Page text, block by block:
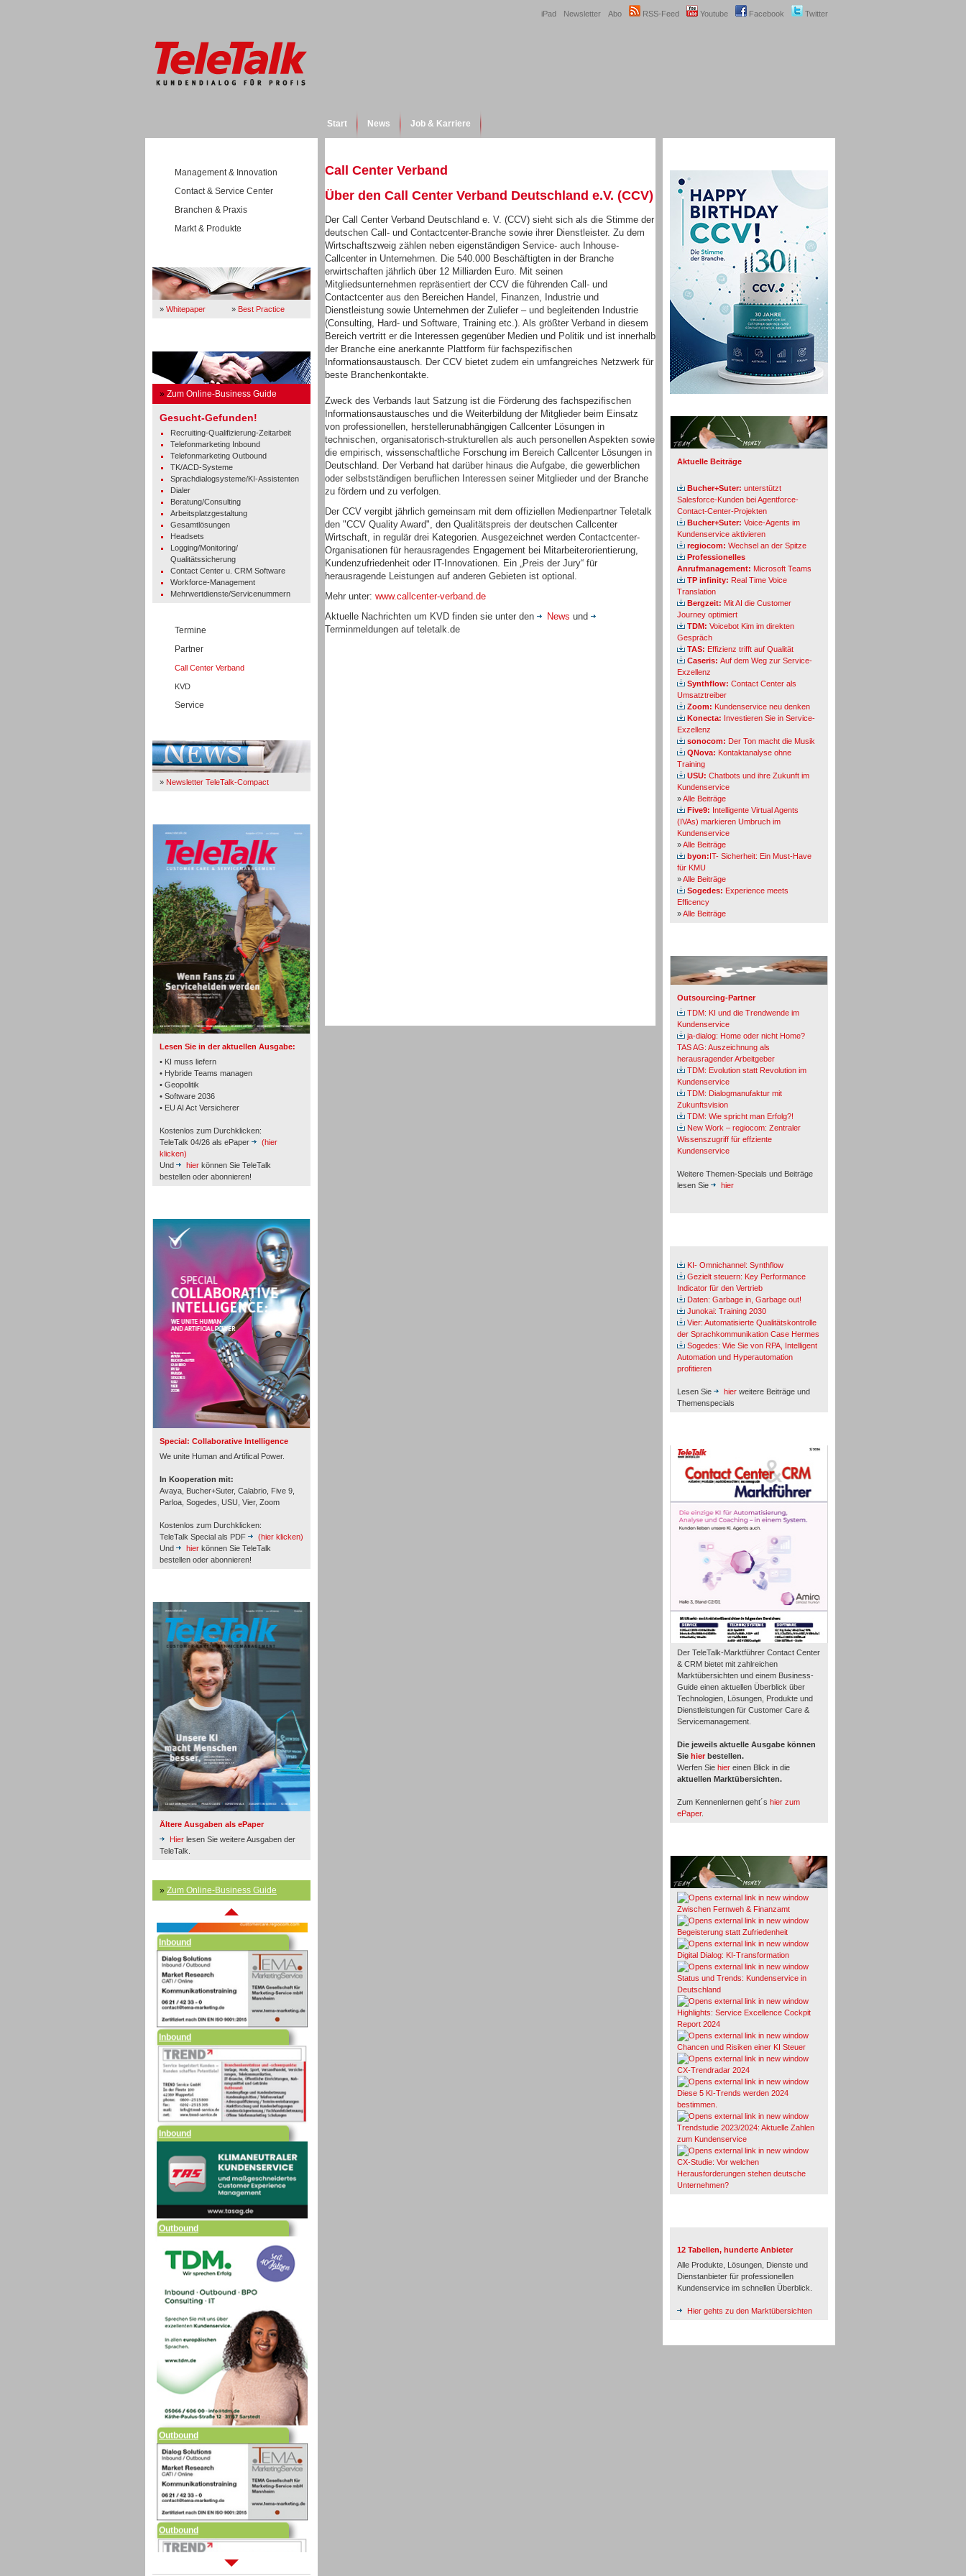
Twitter
Facebook
Youtube
RSS-Feed
Abo
Newsletter
iPad
Start News Job & Karriere
Management & Innovation
Contact & Service Center
Branchen & Praxis
Markt & Produkte
» Whitepaper » Best Practice
» Zum Online-Business Guide
Gesucht-Gefunden!
Recruiting-Qualifizierung-Zeitarbeit
Telefonmarketing Inbound
Telefonmarketing Outbound
TK/ACD-Systeme
Sprachdialogsysteme/KI-Assistenten
Dialer
Beratung/Consulting
Arbeitsplatzgestaltung
Gesamtlösungen
Headsets
Logging/Monitoring/
Qualitätssicherung
Contact Center u. CRM Software
Workforce-Management
Mehrwertdienste/Servicenummern
Termine
Partner
Call Center Verband
KVD
Service
» Newsletter TeleTalk-Compact
Lesen Sie in der aktuellen Ausgabe:
• KI muss liefern
• Hybride Teams managen
• Geopolitik
• Software 2036
• EU AI Act Versicherer
Kostenlos zum Durchklicken:
TeleTalk 04/26 als ePaper
(hier
klicken)
Und
hier können Sie TeleTalk
bestellen oder abonnieren!
Special: Collaborative Intelligence
We unite Human and Artifical Power.
In Kooperation mit:
Avaya, Bucher+Suter, Calabrio, Five 9,
Parloa, Sogedes, USU, Vier, Zoom
Kostenlos zum Durchklicken:
TeleTalk Special als PDF
(hier klicken)
Und
hier können Sie TeleTalk
bestellen oder abonnieren!
Ältere Ausgaben als ePaper
Hier lesen Sie weitere Ausgaben der
TeleTalk.
» Zum Online-Business Guide
TK- und ACD-Systeme
Workforce-Management
Personal
Inbound
Inbound
Inbound
Inbound
Inbound
Outbound
Outbound
Outbound
Call Center Verband
Über den Call Center Verband Deutschland e.V. (CCV)
Der Call Center Verband Deutschland e. V. (CCV) sieht sich als die Stimme der
deutschen Call- und Contactcenter-Branche sowie ihrer Dienstleister. Zu dem
Wirtschaftszweig zählen neben eigenständigen Service- auch Inhouse-
Callcenter in Unternehmen. Die 540.000 Beschäftigten in der Branche
erwirtschaften jährlich über 12 Milliarden Euro. Mit seinen
Mitgliedsunternehmen repräsentiert der CCV die führenden Call- und
Contactcenter aus den Bereichen Handel, Finanzen, Industrie und
Dienstleistung sowie Unternehmen der Zuliefer – und begleitenden Industrie
(Consulting, Hard- und Software, Training etc.). Als größter Verband in diesem
Bereich vertritt er die Interessen gegenüber Medien und Politik und ist innerhalb
der Branche eine anerkannte Plattform für fachspezifischen
Informationsaustausch. Der CCV bietet zudem ein umfangreiches Netzwerk für
beste Branchenkontakte.
Zweck des Verbands laut Satzung ist die Förderung des fachspezifischen
Informationsaustausches und die Weiterbildung der Mitglieder beim Einsatz
von professionellen, herstellerunabhängigen Callcenter Lösungen in
technischen, organisatorisch-strukturellen als auch personellen Aspekten sowie
die empirisch, wissenschaftliche Forschung im Bereich Callcenter Lösungen in
Deutschland. Der Verband hat darüber hinaus die Aufgabe, die gewerblichen
oder selbstständigen beruflichen Interessen seiner Mitglieder und der Branche
zu fördern und zu verfolgen.
Der CCV vergibt jährlich gemeinsam mit dem offiziellen Medienpartner Teletalk
den "CCV Quality Award", den Qualitätspreis der deutschen Callcenter
Wirtschaft, in regulär drei Kategorien. Ausgezeichnet werden Contactcenter-
Organisationen für herausragendes Engagement bei Mitarbeiterorientierung,
Kundenzufriedenheit oder IT-Innovationen. Ein „Preis der Jury“ für
herausragende Leistungen auf anderen Gebieten ist optional.
Mehr unter: www.callcenter-verband.de
Aktuelle Nachrichten um KVD finden sie unter den
News und
Terminmeldungen auf teletalk.de
Aktuelle Beiträge
Bucher+Suter: unterstützt
Salesforce-Kunden bei Agentforce-
Contact-Center-Projekten
Bucher+Suter: Voice-Agents im
Kundenservice aktivieren
regiocom: Wechsel an der Spitze
Professionelles
Anrufmanagement: Microsoft Teams
TP infinity: Real Time Voice
Translation
Bergzeit: Mit AI die Customer
Journey optimiert
TDM: Voicebot Kim im direkten
Gespräch
TAS: Effizienz trifft auf Qualität
Caseris: Auf dem Weg zur Service-
Exzellenz
Synthflow: Contact Center als
Umsatztreiber
Zoom: Kundenservice neu denken
Konecta: Investieren Sie in Service-
Exzellenz
sonocom: Der Ton macht die Musik
QNova: Kontaktanalyse ohne
Training
USU: Chatbots und ihre Zukunft im
Kundenservice
»Alle Beiträge
Five9: Intelligente Virtual Agents
(IVAs) markieren Umbruch im
Kundenservice
»Alle Beiträge
byon:IT- Sicherheit: Ein Must-Have
für KMU
»Alle Beiträge
Sogedes: Experience meets
Efficency
»Alle Beiträge
Outsourcing-Partner
TDM: KI und die Trendwende im
Kundenservice
ja-dialog: Home oder nicht Home?
TAS AG: Auszeichnung als
herausragender Arbeitgeber
TDM: Evolution statt Revolution im
Kundenservice
TDM: Dialogmanufaktur mit
Zukunftsvision
TDM: Wie spricht man Erfolg?!
New Work – regiocom: Zentraler
Wissenszugriff für effziente
Kundenservice
Weitere Themen-Specials und Beiträge
lesen Sie
hier
KI- Omnichannel: Synthflow
Gezielt steuern: Key Performance
Indicator für den Vertrieb
Daten: Garbage in, Garbage out!
Junokai: Training 2030
Vier: Automatisierte Qualitätskontrolle
der Sprachkommunikation Case Hermes
Sogedes: Wie Sie von RPA, Intelligent
Automation und Hyperautomation
profitieren
Lesen Sie hier weitere Beiträge und
Themenspecials
Der TeleTalk-Marktführer Contact Center
& CRM bietet mit zahlreichen
Marktübersichten und einem Business-
Guide einen aktuellen Überblick über
Technologien, Lösungen, Produkte und
Dienstleistungen für Customer Care &
Servicemanagement.
Die jeweils aktuelle Ausgabe können
Sie hier bestellen.
Werfen Sie hier einen Blick in die
aktuellen Marktübersichten.
Zum Kennenlernen geht´s hier zum
ePaper.
Zwischen Fernweh & Finanzamt
Begeisterung statt Zufriedenheit
Digital Dialog: KI-Transformation
Status und Trends: Kundenservice in
Deutschland
Highlights: Service Excellence Cockpit
Report 2024
Chancen und Risiken einer KI Steuer
CX-Trendradar 2024
Diese 5 KI-Trends werden 2024
bestimmen.
Trendstudie 2023/2024: Aktuelle Zahlen
zum Kundenservice
CX-Studie: Vor welchen
Herausforderungen stehen deutsche
Unternehmen?
12 Tabellen, hunderte Anbieter
Alle Produkte, Lösungen, Dienste und
Dienstanbieter für professionellen
Kundenservice im schnellen Überblick.
Hier gehts zu den Marktübersichten